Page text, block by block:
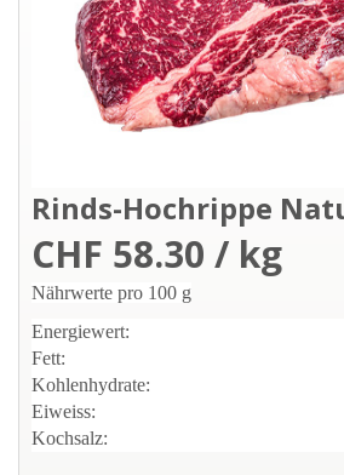
Rinds-Hochrippe
CHF 58.30 / kg
Nährwerte pro 100 g
Energiewert:
Fett:
Kohlenhydrate:
Eiweiss:
Kochsalz: